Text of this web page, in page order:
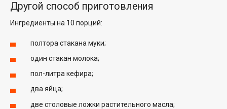
Другой способ приготовления
Ингредиенты на 10 порций:
полтора стакана муки;
один стакан молока;
пол-литра кефира;
два яйца;
две столовые ложки растительного масла;